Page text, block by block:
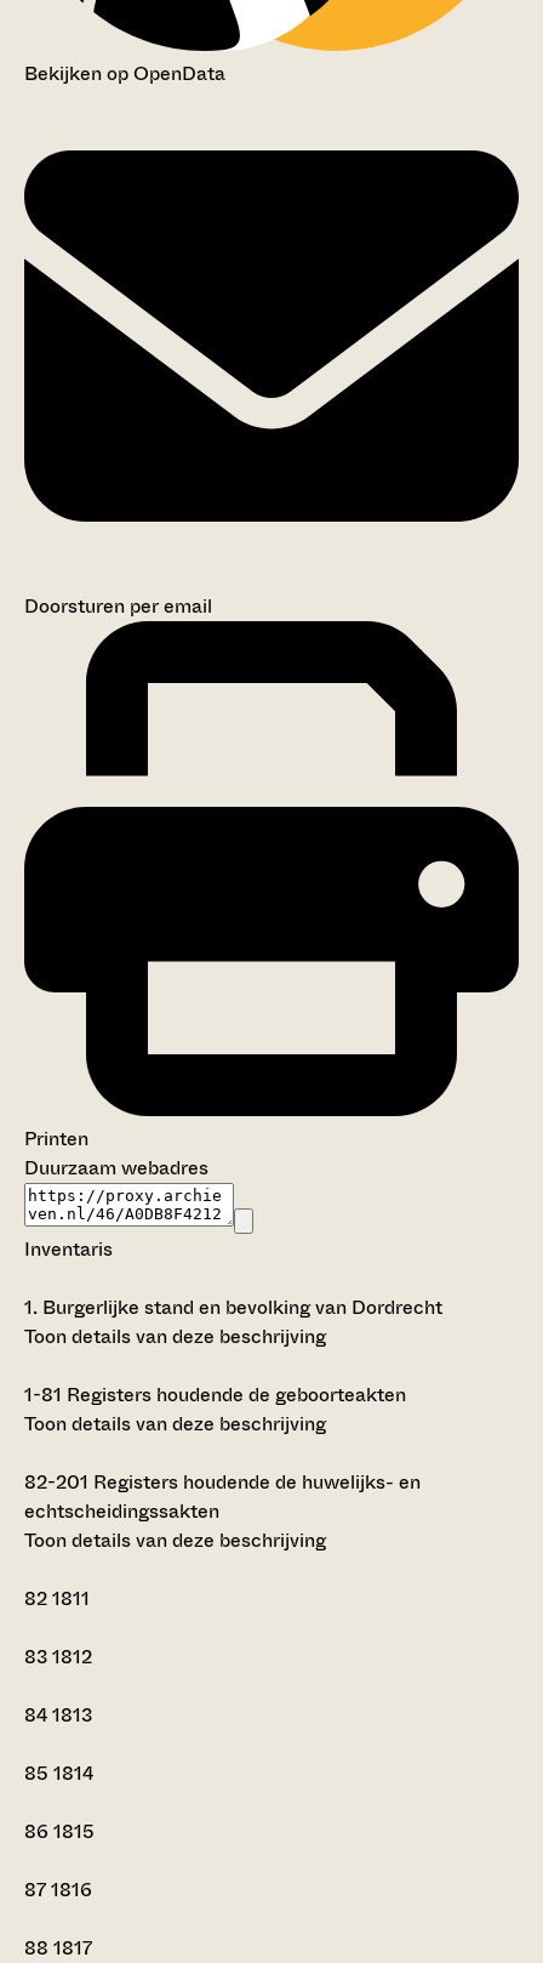
Bekijken op OpenData
Doorsturen per email
Printen
Duurzaam webadres
Inventaris
1. Burgerlijke stand en bevolking van Dordrecht
Toon details van deze beschrijving
1-81 Registers houdende de geboorteakten
Toon details van deze beschrijving
82-201 Registers houdende de huwelijks- en
echtscheidingssakten
Toon details van deze beschrijving
821811
831812
841813
85 1814
86 1815
871816
88 1817